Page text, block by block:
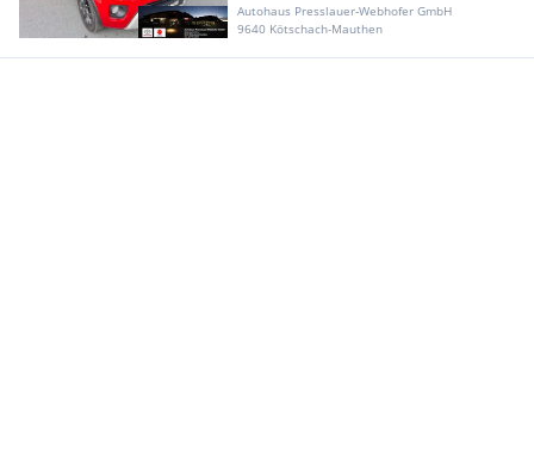
Autohaus Presslauer-Webhofer GmbH
9640 Kötschach-Mauthen